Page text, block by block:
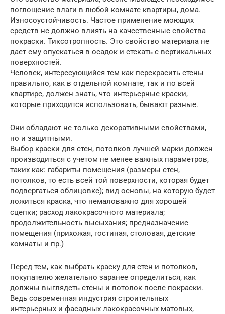
поглощение влаги в любой комнате квартиры, дома.
Износоустойчивость. Частое применение моющих
средств не должно влиять на качественные свойства
покраски. Тиксотропность. Это свойство материала не
дает ему опускаться в осадок и стекать с вертикальных
поверхностей.
Человек, интересующийся тем как перекрасить стены
правильно, как в отдельной комнате, так и по всей
квартире, должен знать, что интерьерные краски,
которые приходится использовать, бывают разные.
Они обладают не только декоративными свойствами,
но и защитными.
Выбор краски для стен, потолков лучшей марки должен
производиться с учетом не менее важных параметров,
таких как: габариты помещения (размеры стен,
потолков, то есть всей той поверхности, которая будет
подвергаться облицовке); вид основы, на которую будет
ложиться краска, что немаловажно для хорошей
сцепки; расход лакокрасочного материала;
продолжительность высыхания; предназначение
помещения (прихожая, гостиная, столовая, детские
комнаты и пр.)
Перед тем, как выбрать краску для стен и потолков,
покупателю желательно заранее определиться, как
должны выглядеть стены и потолок после покраски.
Ведь современная индустрия строительных
интерьерных и фасадных лакокрасочных матовых,